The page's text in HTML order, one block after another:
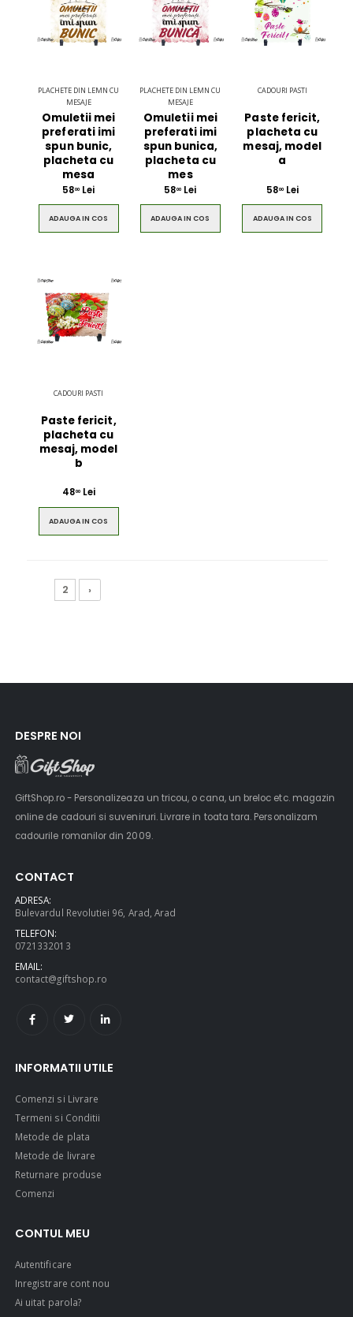
PLACHETE DIN LEMN CU
MESAJE
Omuletii mei
preferati imi
spun bunic,
placheta cu
mesa
5800 Lei
ADAUGA IN COS
PLACHETE DIN LEMN CU
MESAJE
Omuletii mei
preferati imi
spun bunica,
placheta cu
mes
5800 Lei
ADAUGA IN COS
CADOURI PASTI
Paste fericit,
placheta cu
mesaj, model
a
5800Lei
ADAUGA IN COS
CADOURI PASTI
Paste fericit,
placheta cu
mesaj, model
b
4800Lei
ADAUGA IN COS
2 ›
DESPRE NOI
GiftShop.ro - Personalizeaza un tricou, o cana, un breloc etc. magazin
online de cadouri si suveniruri. Livrare in toata tara. Personalizam
cadourile romanilor din 2009.
CONTACT
ADRESA:
Bulevardul Revolutiei 96, Arad, Arad
TELEFON:
0721332013
EMAIL:
contact@giftshop.ro
INFORMATII UTILE
Comenzi si Livrare
Termeni si Conditii
Metode de plata
Metode de livrare
Returnare produse
Comenzi
CONTUL MEU
Autentificare
Inregistrare cont nou
Ai uitat parola?